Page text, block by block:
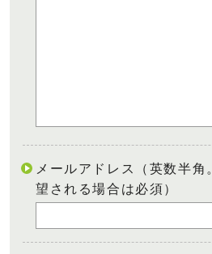
メールアドレス（英数半
望される場合は必須）